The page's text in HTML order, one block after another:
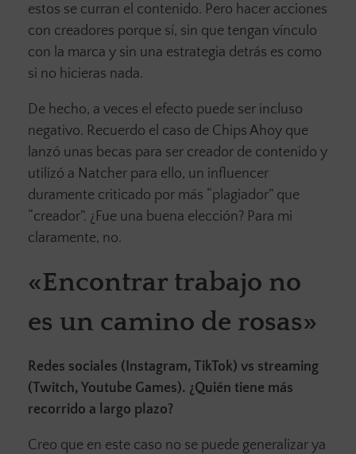
estos se curran el contenido. Pero hacer acciones
con creadores porque sí, sin que tengan vínculo
con la marca y sin una estrategia detrás es como
si no hicieras nada.
De hecho, a veces el efecto puede ser incluso
negativo. Recuerdo el caso de Chips Ahoy que
lanzó unas becas para ser creador de contenido y
utilizó a Natcher para ello, un influencer
duramente criticado por más “plagiador” que
“creador”. ¿Fue una buena elección? Para mi
claramente, no.
«Encontrar trabajo no
es un camino de rosas»
Redes sociales (Instagram, TikTok) vs streaming
(Twitch, Youtube Games). ¿Quién tiene más
recorrido a largo plazo?
Creo que en este caso no se puede generalizar ya